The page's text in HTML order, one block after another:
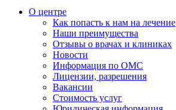
О центре
Как попасть к нам на лечение
Наши преимущества
Отзывы о врачах и клиниках
Новости
Информация по ОМС
Лицензии, разрешения
Вакансии
Стоимость услуг